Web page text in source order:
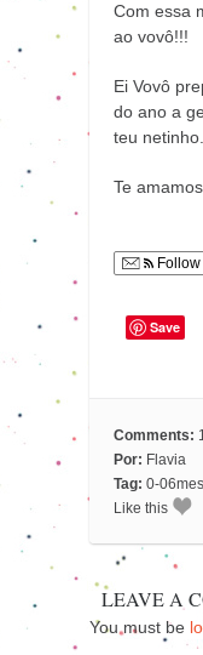
Com essa
ao vovô!!!
Ei Vovô
do ano a
teu netinho.
Te
Follow
Save
Comments:
Por: Flavia
Tag: 0-
Like this
LEAVE A
You must be